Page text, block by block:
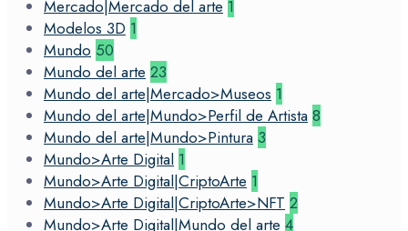
Mercado|Mercado del arte 1
Modelos 3D 1
Mundo 50
Mundo del arte 23
Mundo del arte|Mercado>Museos 1
Mundo del arte|Mundo>Perfil de Artista 8
Mundo del arte|Mundo>Pintura 3
Mundo>Arte Digital 1
Mundo>Arte Digital|CriptoArte 1
Mundo>Arte Digital|CriptoArte>NFT 2
Mundo>Arte Digital|Mundo del arte 4